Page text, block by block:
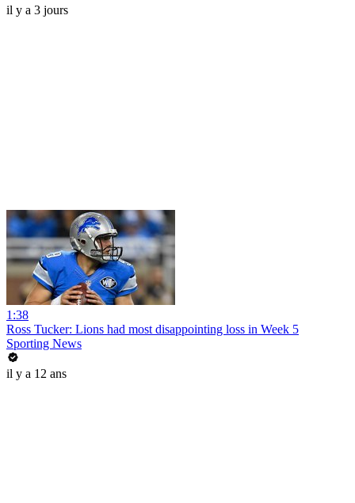
il y a 3 jours
1:38
Ross Tucker: Lions had most disappointing loss in Week 5
Sporting News
il y a 12 ans